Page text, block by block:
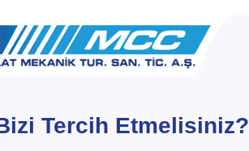
Tercih Etmelisiniz?